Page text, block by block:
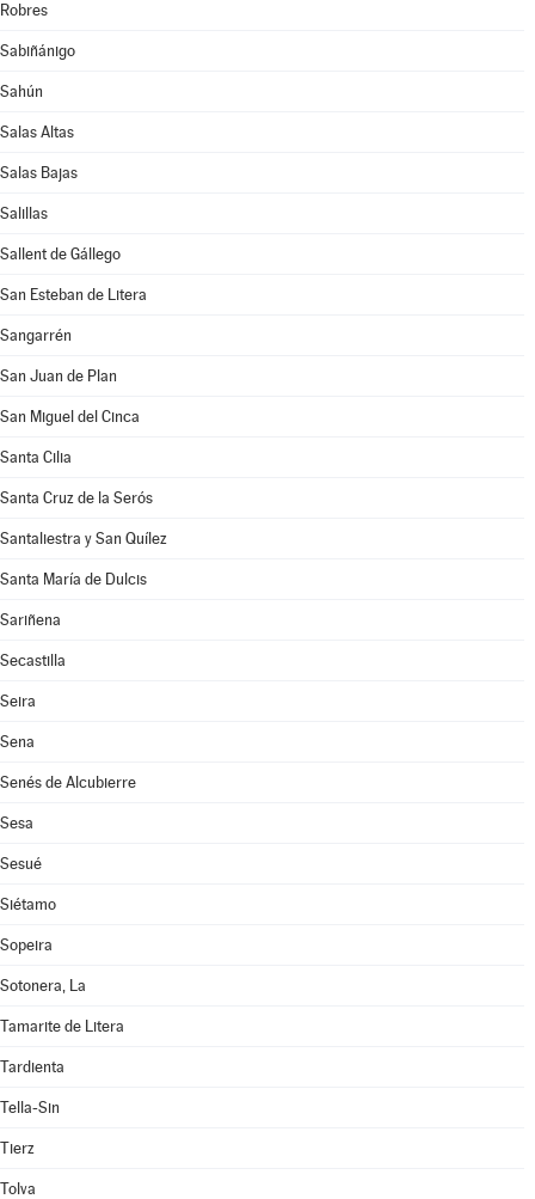
Robres
Sabiñánigo
Sahún
Salas Altas
Salas Bajas
Salillas
Sallent de Gállego
San Esteban de Litera
Sangarrén
San Juan de Plan
San Miguel del Cinca
Santa Cilia
Santa Cruz de la Serós
Santaliestra y San Quílez
Santa María de Dulcis
Sariñena
Secastilla
Seira
Sena
Senés de Alcubierre
Sesa
Sesué
Siétamo
Sopeira
Sotonera, La
Tamarite de Litera
Tardienta
Tella-Sin
Tierz
Tolva